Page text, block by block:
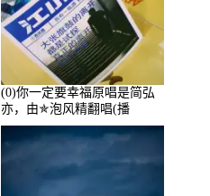
(0)你一定要幸福原唱是简弘
亦，由✯泡风精翻唱(播
放:102381)